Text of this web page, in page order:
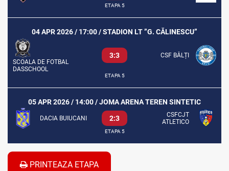
ETAPA 5
04 APR 2026 / 17:00 / STADION LT ”G. CĂLINESCU”
SCOALA DE FOTBAL
DASSCHOOL
3:3 CSF BĂLȚI
ETAPA 5
05 APR 2026 / 14:00 / JOMA ARENA TEREN SINTETIC
DACIA BUIUCANI 2:3
CSFCJT
ATLETICO
ETAPA 5
PRINTEAZA ETAPA